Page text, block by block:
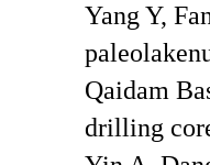
Yang Y,
Qaidam
drilling